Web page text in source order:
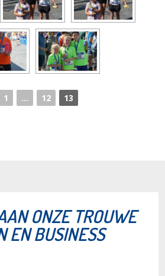
1 ... 12 13
ONZE TROUWE
EN BUSINESS